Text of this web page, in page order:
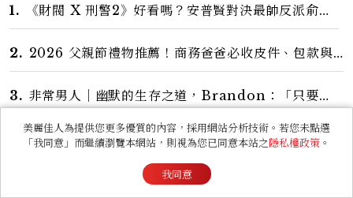
1.
《財閥 X 刑警2》好看嗎？安普賢對決最帥反派俞承
豪，鄭恩彩接棒女主，開專機、刷黑卡，用錢輾壓罪犯
的陳利手回來了，這次能玩多大？
2. 2026 父親節禮物推薦！商務爸爸必收皮件、包款與
鞋履一次看
3. 非常男人｜幽默的生存之道，Brandon：「只要能
讓大家笑，我們就有機會玩在一起，讓敵人成為朋
友。」
BTS 世界巡演《ARIRANG》Act 2 7 位成員舞台
宋慧喬旅遊必穿這牌子的球鞋！喬妹同款是哪幾雙？
美麗佳人為提供您更多優質的內容，採用網站分析技術。若您未點選
「我同意」而繼續瀏覽本網站，則視為您已同意本站之隱私權政策 。
我同意